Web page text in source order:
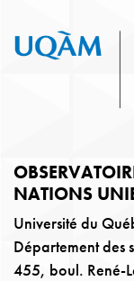
NATIONS
Université du
Département des
455, boul. René-